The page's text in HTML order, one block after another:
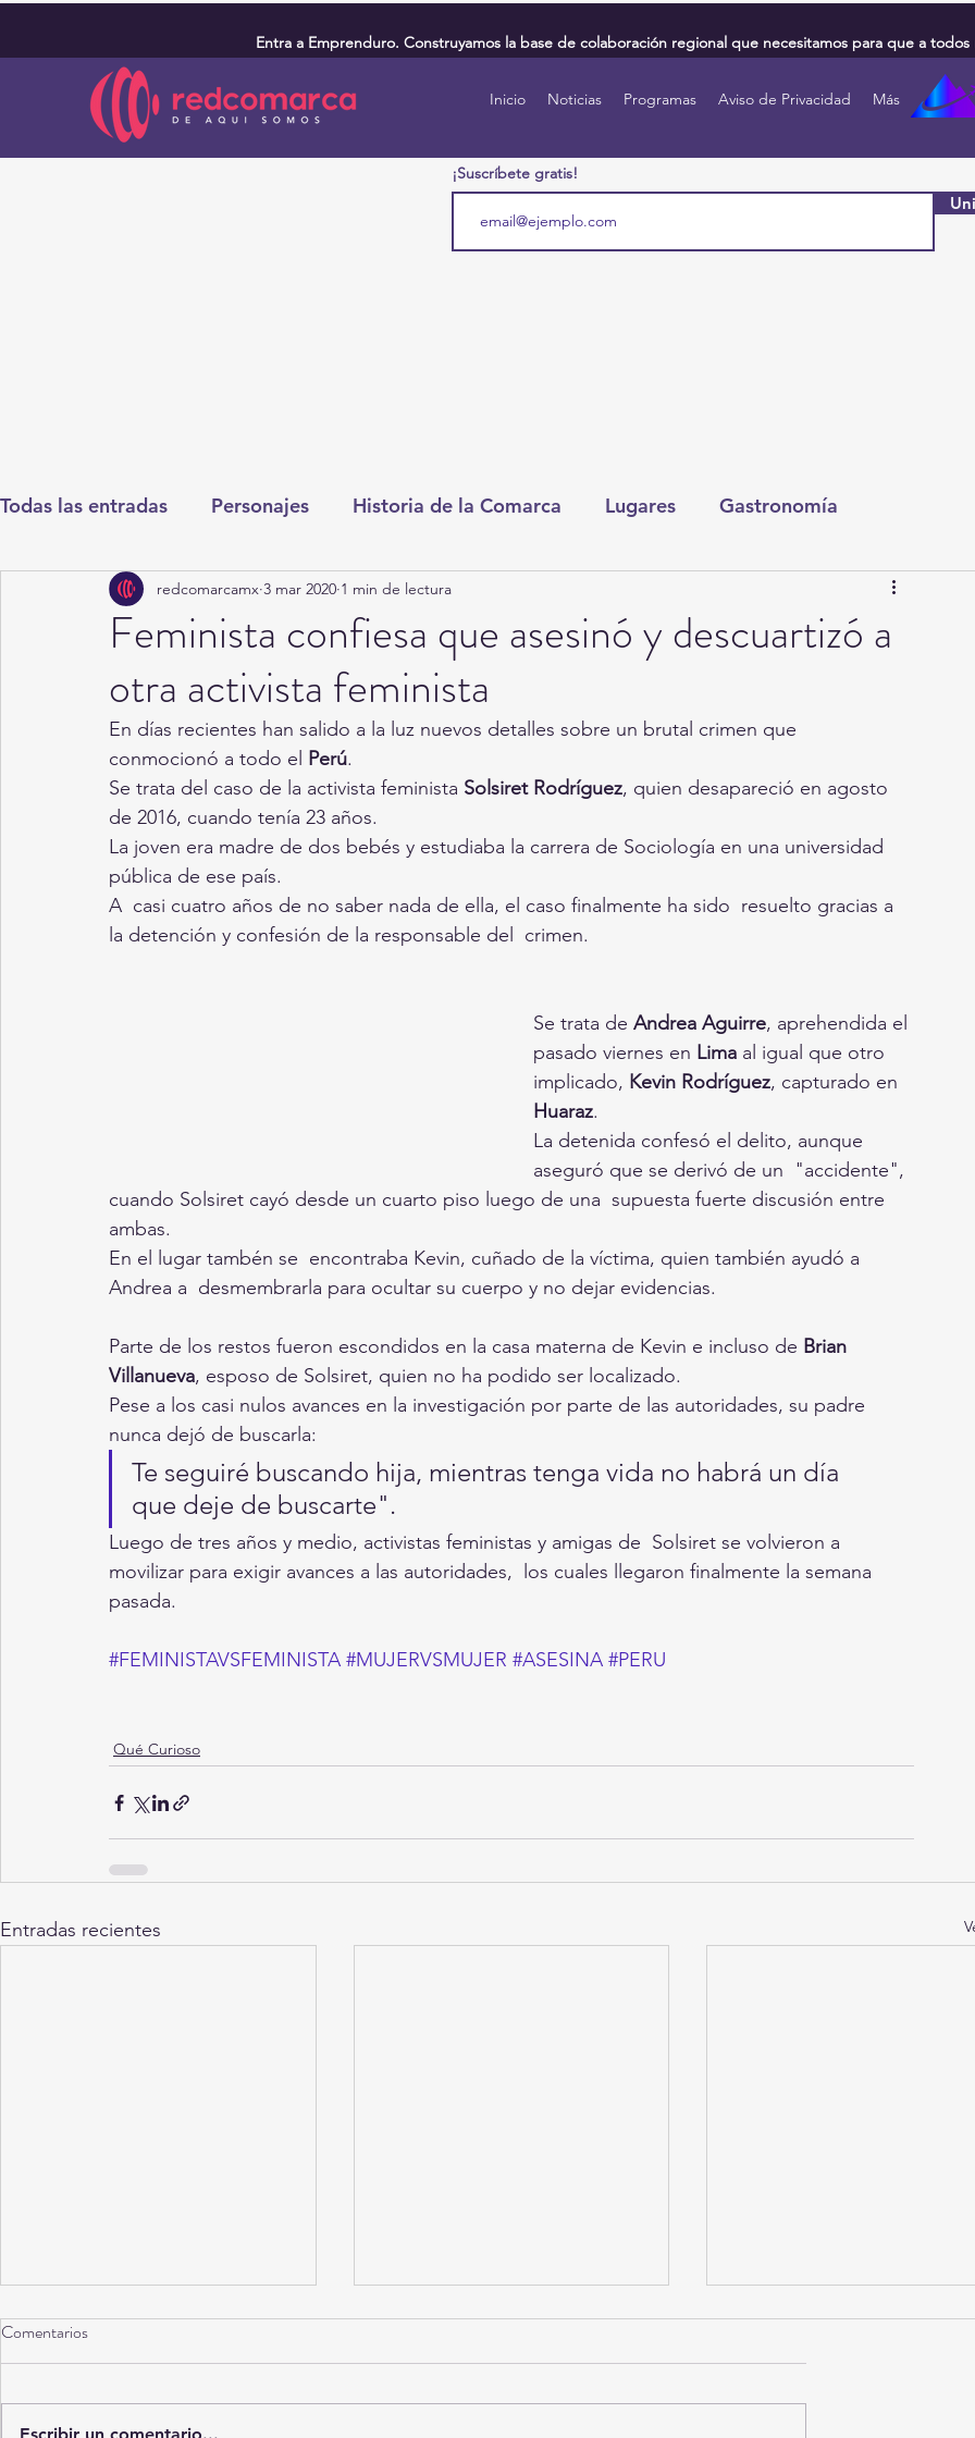
Entra a Emprenduro. Construyamos la base de colaboración regional que necesitamos para que a
Inicio Noticias Programas Aviso de Privacidad Más
¡Suscríbete gratis!
Todas las entradas Personajes Historia de la Comarca Lugares Gastronomía
Deportes Salud Entretenimiento Torreón
Round Cero Columnistas CDMX Nacionales
Chismes Qué Curioso Gómez Palacio
Durango Titulares en Inicio Coahuila Investigaciones Rapidín Político
Santa Aurelia de los Vientos San Pedro
Feminista confiesa que asesinó y descuartizó a
otra activista feminista
redcomarcamx 3 mar 2020 1 min de lectura
En días recientes han salido a la luz nuevos detalles sobre un brutal crimen que
conmocionó a todo el Perú.
Se trata del caso de la activista feminista Solsiret Rodríguez, quien desapareció en agosto
de 2016, cuando tenía 23 años.
La joven era madre de dos bebés y estudiaba la carrera de Sociología en una universidad
pública de ese país.
A  casi cuatro años de no saber nada de ella, el caso finalmente ha sido  resuelto gracias a
la detención y confesión de la responsable del  crimen.
Se trata de Andrea Aguirre, aprehendida el
pasado viernes en Lima al igual que otro
implicado, Kevin Rodríguez, capturado en
Huaraz.
La detenida confesó el delito, aunque
aseguró que se derivó de un  "accidente",
cuando Solsiret cayó desde un cuarto piso luego de una  supuesta fuerte discusión entre
ambas.
En el lugar tambén se  encontraba Kevin, cuñado de la víctima, quien también ayudó a
Andrea a  desmembrarla para ocultar su cuerpo y no dejar evidencias.
Parte de los restos fueron escondidos en la casa materna de Kevin e incluso de Brian
Villanueva, esposo de Solsiret, quien no ha podido ser localizado.
Pese a los casi nulos avances en la investigación por parte de las autoridades, su padre
nunca dejó de buscarla:
Te seguiré buscando hija, mientras tenga vida no habrá un día
que deje de buscarte".
Luego de tres años y medio, activistas feministas y amigas de  Solsiret se volvieron a
movilizar para exigir avances a las autoridades,  los cuales llegaron finalmente la semana
pasada.
#FEMINISTAVSFEMINISTA #MUJERVSMUJER #ASESINA #PERU
Qué Curioso
Entradas recientes
Comentarios